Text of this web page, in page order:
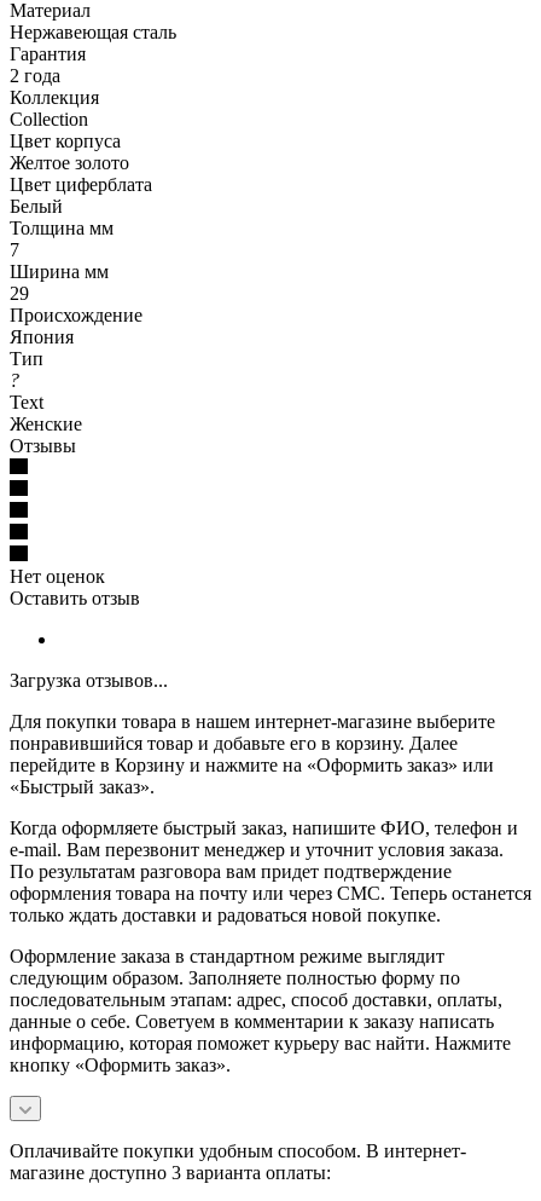
Материал
Нержавеющая сталь
Гарантия
2 года
Коллекция
Collection
Цвет корпуса
Желтое золото
Цвет циферблата
Белый
Толщина мм
7
Ширина мм
29
Происхождение
Япония
Тип
?
Text
Женские
Отзывы
Нет оценок
Оставить отзыв
Загрузка отзывов...
Для покупки товара в нашем интернет-магазине выберите
понравившийся товар и добавьте его в корзину. Далее
перейдите в Корзину и нажмите на «Оформить заказ» или
«Быстрый заказ».
Когда оформляете быстрый заказ, напишите ФИО, телефон и
e-mail. Вам перезвонит менеджер и уточнит условия заказа.
По результатам разговора вам придет подтверждение
оформления товара на почту или через СМС. Теперь останется
только ждать доставки и радоваться новой покупке.
Оформление заказа в стандартном режиме выглядит
следующим образом. Заполняете полностью форму по
последовательным этапам: адрес, способ доставки, оплаты,
данные о себе. Советуем в комментарии к заказу написать
информацию, которая поможет курьеру вас найти. Нажмите
кнопку «Оформить заказ».
Оплачивайте покупки удобным способом. В интернет-
магазине доступно 3 варианта оплаты: